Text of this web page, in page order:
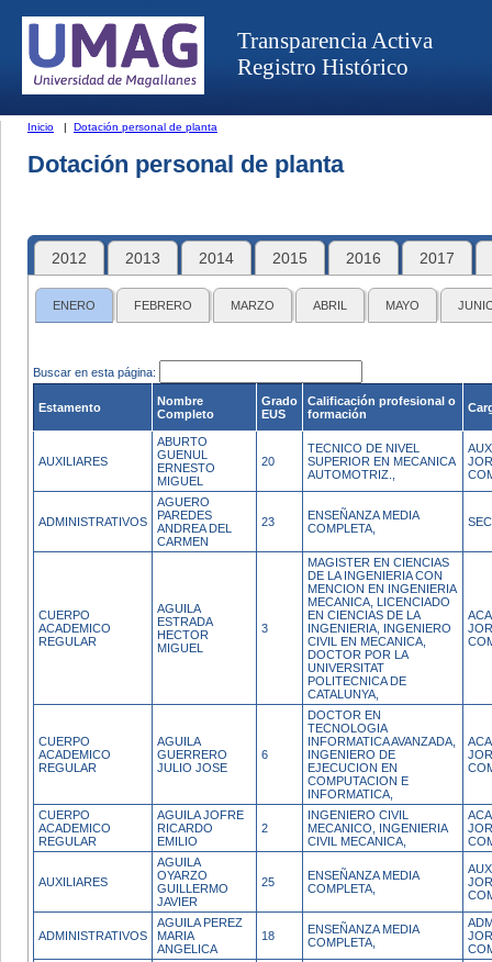
Transparencia Activa
Registro Histórico
Inicio | Dotación personal de planta
Dotación personal de planta
2012 2013 2014 2015 2016 2017
ENERO FEBRERO MARZO ABRIL MAYO
Buscar en esta página:
Estamento
Nombre
Completo
Grado
EUS
Calificación profesional o
formación
AUXILIARES
ABURTO
GUENUL
ERNESTO
MIGUEL
20
TECNICO DE NIVEL
SUPERIOR EN MECANICA
AUTOMOTRIZ.,
ADMINISTRATIVOS
AGUERO
PAREDES
ANDREA DEL
CARMEN
23
ENSEÑANZA MEDIA
COMPLETA,
CUERPO
ACADEMICO
REGULAR
AGUILA
ESTRADA
HECTOR
MIGUEL
3
MAGISTER EN CIENCIAS
DE LA INGENIERIA CON
MENCION EN INGENIERIA
MECANICA, LICENCIADO
EN CIENCIAS DE LA
INGENIERIA, INGENIERO
CIVIL EN MECANICA,
DOCTOR POR LA
UNIVERSITAT
POLITECNICA DE
CATALUNYA,
CUERPO
ACADEMICO
REGULAR
AGUILA
GUERRERO
JULIO JOSE
6
DOCTOR EN
TECNOLOGIA
INFORMATICA AVANZADA,
INGENIERO DE
EJECUCION EN
COMPUTACION E
INFORMATICA,
CUERPO
ACADEMICO
REGULAR
AGUILA JOFRE
RICARDO
EMILIO
2
INGENIERO CIVIL
MECANICO, INGENIERIA
CIVIL MECANICA,
AUXILIARES
AGUILA
OYARZO
GUILLERMO
JAVIER
25
ENSEÑANZA MEDIA
COMPLETA,
ADMINISTRATIVOS
AGUILA PEREZ
MARIA
ANGELICA
18
ENSEÑANZA MEDIA
COMPLETA,